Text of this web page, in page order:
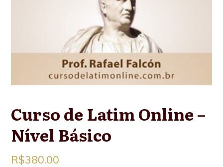
Curso de Latim Online –
Nível Básico
R$380.00